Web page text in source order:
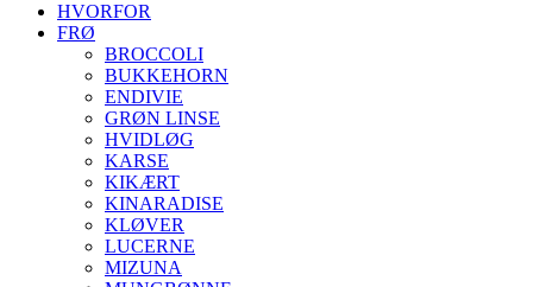
HVORFOR
FRØ
BROCCOLI
BUKKEHORN
ENDIVIE
GRØN LINSE
HVIDLØG
KARSE
KIKÆRT
KINARADISE
KLØVER
LUCERNE
MIZUNA